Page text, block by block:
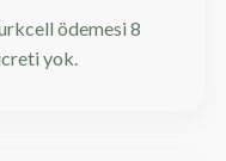
ödemesi 8
yok.